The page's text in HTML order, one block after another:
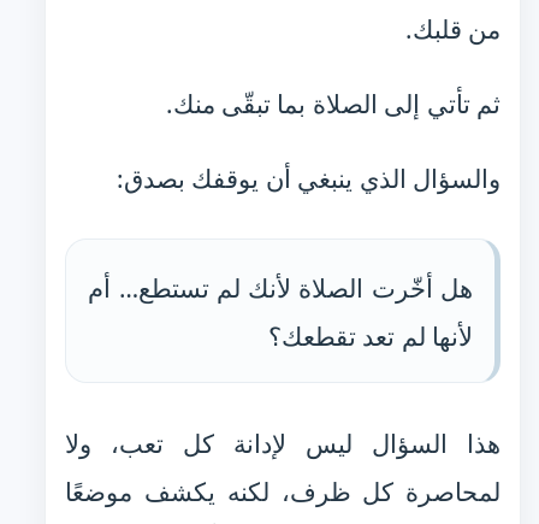
من قلبك.
ثم تأتي إلى الصلاة بما تبقّى منك.
والسؤال الذي ينبغي أن يوقفك بصدق:
هل أخّرت الصلاة لأنك لم تستطع… أم
لأنها لم تعد تقطعك؟
هذا السؤال ليس لإدانة كل تعب، ولا
لمحاصرة كل ظرف، لكنه يكشف موضعًا